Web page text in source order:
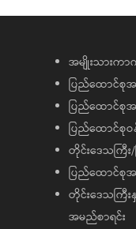
အမျိုးသားက
ပြည်ထောင်စု
ပြည်ထောင်စုအ
ပြည်ထောင်စုဝ
တိုင်းဒေသကြီ
ပြည်ထောင်စု
တိုင်းဒေသကြီး
အမည်စာရင်း